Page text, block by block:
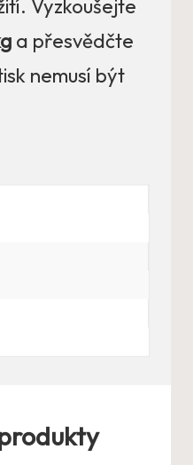
Vyzkoušejte
a přesvědčte
nemusí být